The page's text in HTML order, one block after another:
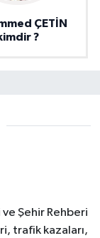
ÇETİN
?
ve Şehir Rehberi
trafik kazaları,